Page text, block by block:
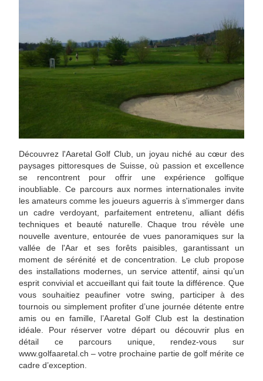
Découvrez l'Aaretal Golf Club, un joyau niché au cœur des
paysages pittoresques de Suisse, où passion et excellence
se rencontrent pour offrir une expérience golfique
inoubliable. Ce parcours aux normes internationales invite
les amateurs comme les joueurs aguerris à s'immerger dans
un cadre verdoyant, parfaitement entretenu, alliant défis
techniques et beauté naturelle. Chaque trou révèle une
nouvelle aventure, entourée de vues panoramiques sur la
vallée de l'Aar et ses forêts paisibles, garantissant un
moment de sérénité et de concentration. Le club propose
des installations modernes, un service attentif, ainsi qu’un
esprit convivial et accueillant qui fait toute la différence. Que
vous souhaitiez peaufiner votre swing, participer à des
tournois ou simplement profiter d’une journée détente entre
amis ou en famille, l’Aaretal Golf Club est la destination
idéale. Pour réserver votre départ ou découvrir plus en
détail ce parcours unique, rendez-vous sur
www.golfaaretal.ch – votre prochaine partie de golf mérite ce
cadre d’exception.